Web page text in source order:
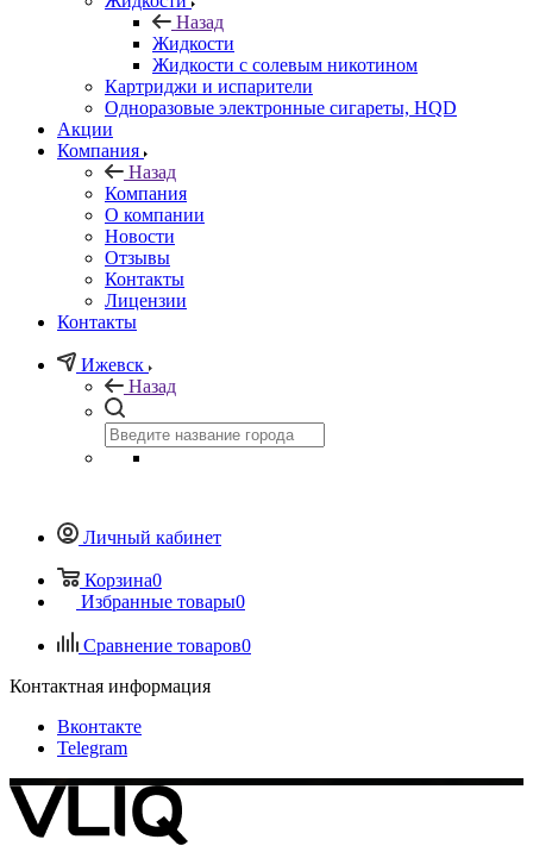
Назад
Жидкости
Жидкости с солевым никотином
Картриджи и испарители
Одноразовые электронные сигареты, HQD
Акции
Компания
Назад
Компания
О компании
Новости
Отзывы
Контакты
Лицензии
Контакты
Ижевск
Назад
Личный кабинет
Корзина0
Избранные товары0
Сравнение товаров0
Контактная информация
Вконтакте
Telegram